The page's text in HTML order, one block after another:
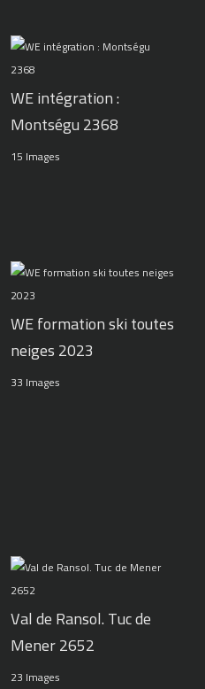
WE intégration :
Montségu 2368
15 Images
WE formation ski toutes
neiges 2023
33 Images
Val de Ransol. Tuc de
Mener 2652
23 Images